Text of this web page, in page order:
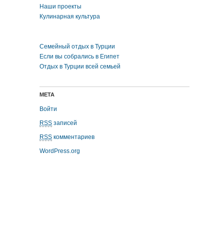
Наши проекты
Кулинарная культура
Семейный отдых в Турции
Если вы собрались в Египет
Отдых в Турции всей семьей
МЕТА
Войти
RSS записей
RSS комментариев
WordPress.org